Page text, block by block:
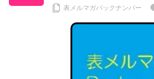
表メルマガバックナンバー